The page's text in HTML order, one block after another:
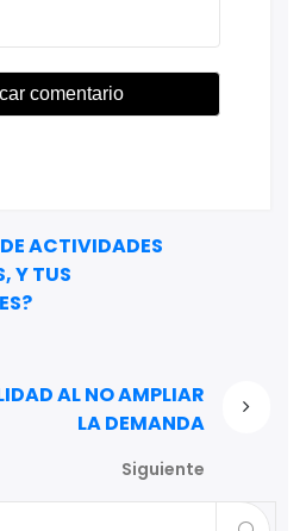
ACTIVIDADES
Y TUS
AL NO AMPLIAR
LA DEMANDA
Siguiente